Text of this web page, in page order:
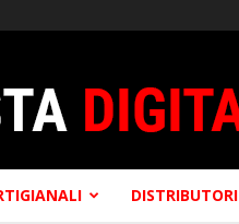
DISTRIBUTORI